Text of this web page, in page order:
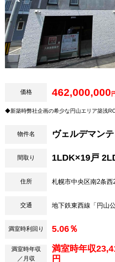
価格 462,000,000
◆新築時弊社企画の希少な円山エリア築浅
物件名 ヴェルデマン
間取り 1LDK×19戸
住所 札幌市中央区南2条西
交通 地下鉄東西線「円山
満室時利回り 5.06％
満室時年収
／月収
満室時年収
円